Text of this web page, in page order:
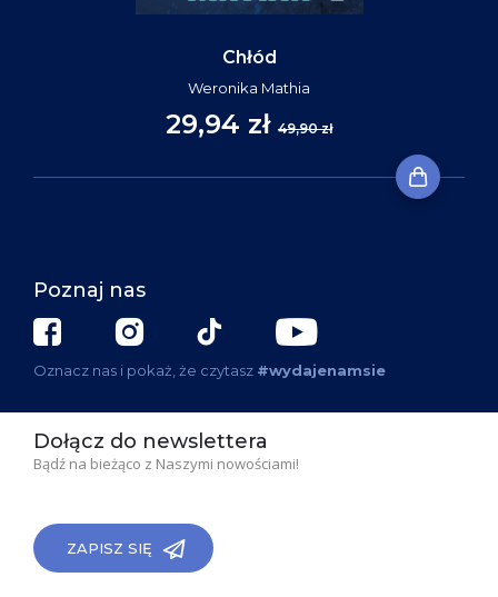
Chłód
Weronika Mathia
29,94 zł 49,90 zł
Poznaj nas
Oznacz nas i pokaż, że czytasz #wydajenamsie
Dołącz do newslettera
Bądź na bieżąco z Naszymi nowościami!
ZAPISZ SIĘ